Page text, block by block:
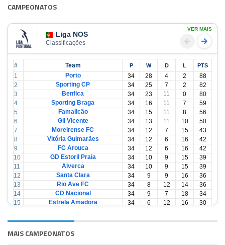
CAMPEONATOS
Liga NOS
Classificações
VER MAIS
# Team P W D L PTS
1 Porto 34 28 4 2
88
2
Sporting CP 34 25 7 2
82
3
Benfica 34 23 11 0
80
4
Sporting Braga 34 16 11 7
59
5
Famalicão 34 15 11 8
56
6
Gil Vicente 34 13 11 10
50
7
Moreirense FC 34 12 7 15
43
8
Vitória Guimarães 34 12 6 16
42
9
FC Arouca 34 12 6 16
42
10
GD Estoril Praia 34 10 9 15
39
11
Alverca 34 10 9 15
39
12
Santa Clara 34 9 9 16
36
13
Rio Ave FC 34 8 12 14
36
14
CD Nacional 34 9 7 18
34
15
Estrela Amadora 34 6 12 16
30
17
CD Tondela 34 6 10 18
28
18
MAIS CAMPEONATOS